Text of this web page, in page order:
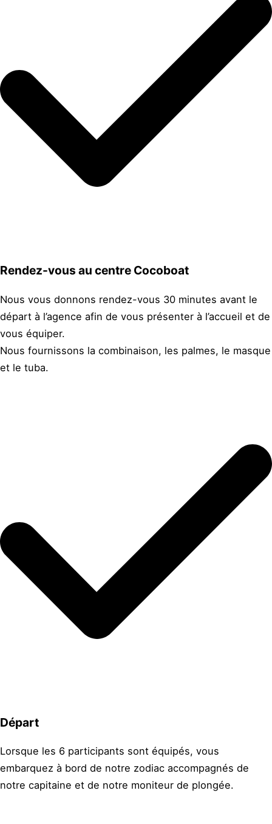
Rendez-vous au centre Cocoboat
Nous vous donnons rendez-vous 30 minutes avant le
départ à l’agence afin de vous présenter à l’accueil et de
vous équiper.
Nous fournissons la combinaison, les palmes, le masque
et le tuba.
Départ
Lorsque les 6 participants sont équipés, vous
embarquez à bord de notre zodiac accompagnés de
notre capitaine et de notre moniteur de plongée.